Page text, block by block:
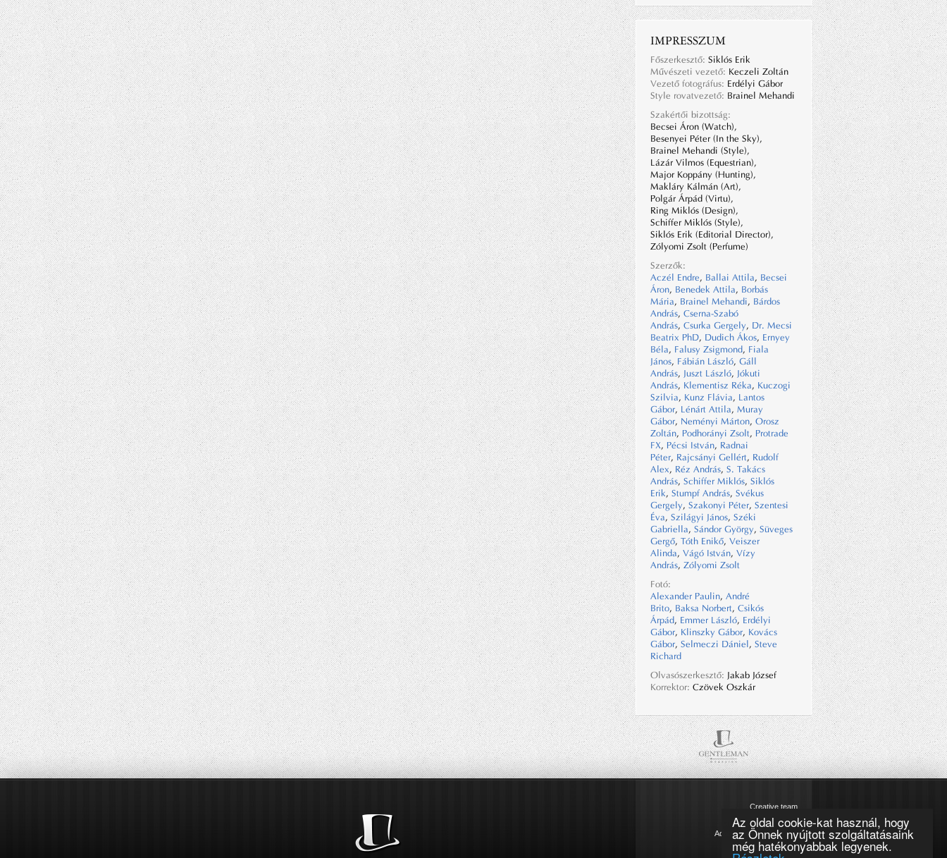
Az oldal cookie-kat használ, hogy
az Önnek nyújtott szolgáltatásaink
még hatékonyabbak legyenek.
IMPRESSZUM
Főszerkesztő: Siklós Erik
Művészeti vezető: Keczeli Zoltán
Vezető fotográfus: Erdélyi Gábor
Style rovatvezető: Brainel Mehandi
Szakértői bizottság:
Becsei Áron (Watch),
Besenyei Péter (In the Sky),
Brainel Mehandi (Style),
Lázár Vilmos (Equestrian),
Major Koppány (Hunting),
Makláry Kálmán (Art),
Polgár Árpád (Virtu),
Ring Miklós (Design),
Schiffer Miklós (Style),
Siklós Erik (Editorial Director),
Zólyomi Zsolt (Perfume)
Szerzők:
Aczél Endre, Ballai Attila, Becsei
Áron, Benedek Attila, Borbás
Mária, Brainel Mehandi, Bárdos
András, Cserna-Szabó
András, Csurka Gergely, Dr. Mecsi
Beatrix PhD, Dudich Ákos, Ernyey
Béla, Falusy Zsigmond, Fiala
János, Fábián László, Gáll
András, Juszt László, Jókuti
András, Klementisz Réka, Kuczogi
Szilvia, Kunz Flávia, Lantos
Gábor, Lénárt Attila, Muray
Gábor, Neményi Márton, Orosz
Zoltán, Podhorányi Zsolt, Protrade
FX, Pécsi István, Radnai
Péter, Rajcsányi Gellért, Rudolf
Alex, Réz András, S. Takács
András, Schiffer Miklós, Siklós
Erik, Stumpf András, Svékus
Gergely, Szakonyi Péter, Szentesi
Éva, Szilágyi János, Széki
Gabriella, Sándor György, Süveges
Gergő, Tóth Enikő, Veiszer
Alinda, Vágó István, Vízy
András, Zólyomi Zsolt
Fotó:
Alexander Paulin, André
Brito, Baksa Norbert, Csikós
Árpád, Emmer László, Erdélyi
Gábor, Klinszky Gábor, Kovács
Gábor, Selmeczi Dániel , Steve
Richard
Olvasószerkesztő: Jakab József
Korrektor: Czövek Oszkár
Creative team
Impresszum
Adatkezelési tájékoztató
Cookie szabályzat